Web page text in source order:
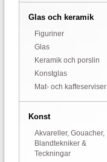
Glas och keramik
Figuriner
Glas
Keramik och porslin
Konstglas
Mat- och kaffeserviser
Konst
Akvareller, Gouacher,
Blandtekniker &
Teckningar